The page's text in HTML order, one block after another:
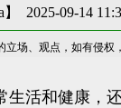
】 2025-09-14
场、观点，如有侵权
生活和健康，